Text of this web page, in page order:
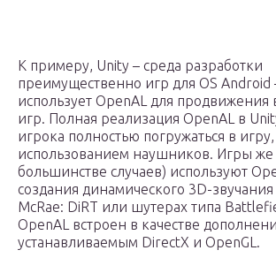
К примеру, Unity – среда разработки
преимущественно игр для OS Android
использует OpenAL для продвижения
игр. Полная реализация OpenAL в
игрока полностью погружаться в
использованием наушников. Игры же
большинстве случаев) используют
создания динамического 3D-звучания
McRae: DiRT или шутерах типа
OpenAL встроен в качестве
устанавливаемым DirectX и OpenGL.